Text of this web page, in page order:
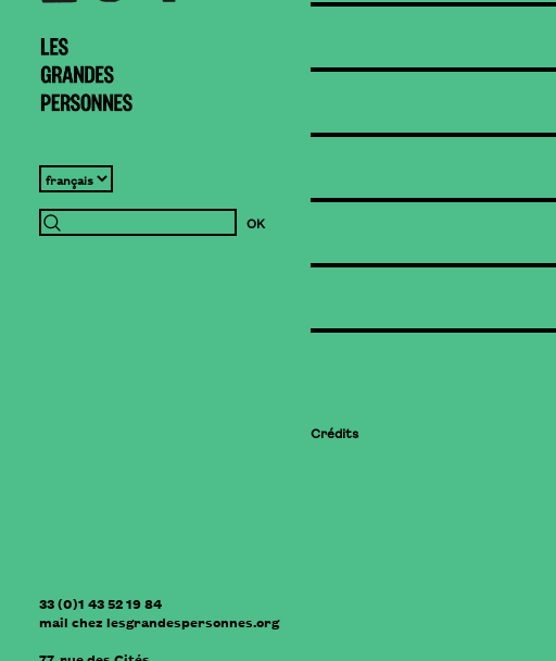
33 (0)1 43 52 19 84
mail chez lesgrandespersonnes.org
Crédits